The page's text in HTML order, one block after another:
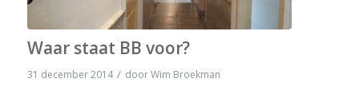
Waar staat BB voor?
31 december 2014 / doorWim Broekman